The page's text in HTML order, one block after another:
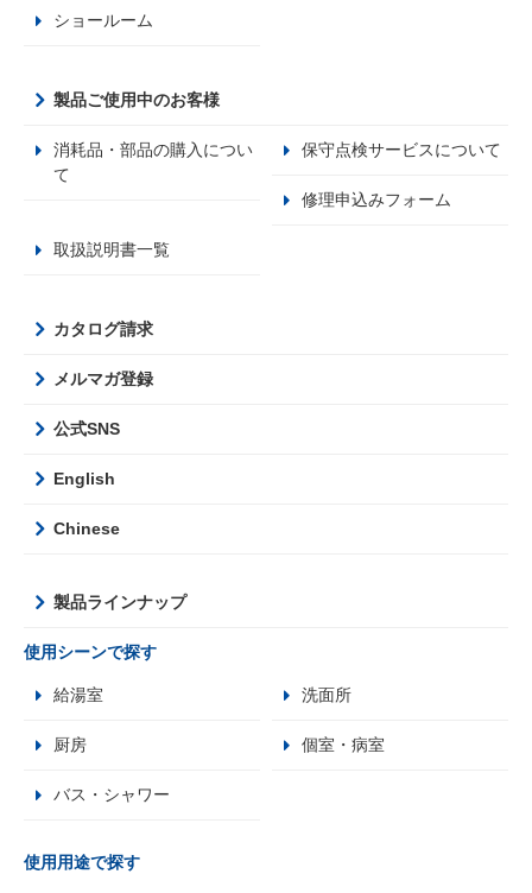
ショールーム
製品ご使用中のお客様
消耗品・部品の購入につい
て
保守点検サービスについて
修理申込みフォーム
取扱説明書一覧
カタログ請求
メルマガ登録
公式SNS
English
Chinese
製品ラインナップ
使用シーンで探す
給湯室 洗面所
厨房 個室・病室
バス・シャワー
使用用途で探す